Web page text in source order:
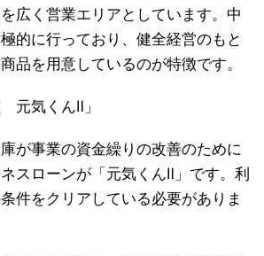
広く営業エリアとしています。中
的に行っており、健全経営のもと
品を用意しているのが特徴です。
元気くんⅡ」
が事業の資金繰りの改善のために
スローンが「元気くんⅡ」です。利
件をクリアしている必要がありま